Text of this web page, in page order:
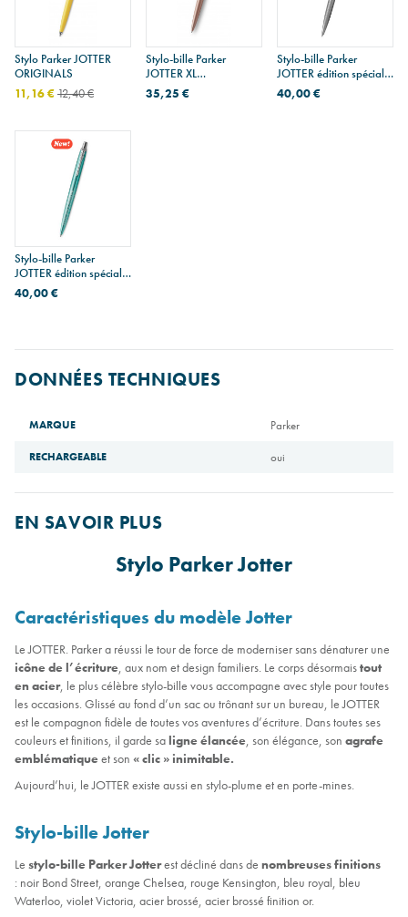
Stylo Parker JOTTER
ORIGINALS
11,16 €12,40 €
Stylo-bille Parker
JOTTER XL
MONOCHROME
35,25 €
Stylo-bille Parker
JOTTER édition spéciale
70ème ANNIVERSAIRE
40,00 €
Stylo-bille Parker
JOTTER édition spéciale
GLOBAL ICONS
40,00 €
DONNÉES TECHNIQUES
MARQUE Parker
RECHARGEABLE oui
EN SAVOIR PLUS
Stylo Parker Jotter
Caractéristiques du modèle Jotter
Le JOTTER. Parker a réussi le tour de force de moderniser sans dénaturer une
icône de l’écriture, aux nom et design familiers. Le corps désormaistout
en acier, le plus célèbre stylo-bille vous accompagne avec style pour toutes
les occasions. Glissé au fond d’un sac ou trônant sur un bureau, le JOTTER
est le compagnon fidèle de toutes vos aventures d’écriture. Dans toutes ses
couleurs et finitions, il garde saligne élancée, son élégance, son agrafe
emblématiqueet son « clic » inimitable.
Aujourd’hui, le JOTTER existe aussi en stylo-plume et en porte-mines.
Stylo-bille Jotter
Le stylo-bille Parker Jotterest décliné dans de nombreuses finitions
: noir Bond Street, orange Chelsea, rouge Kensington, bleu royal, bleu
Waterloo, violet Victoria, acier brossé, acier brossé finition or.